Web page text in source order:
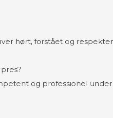
hørt, forstået og
og professionel